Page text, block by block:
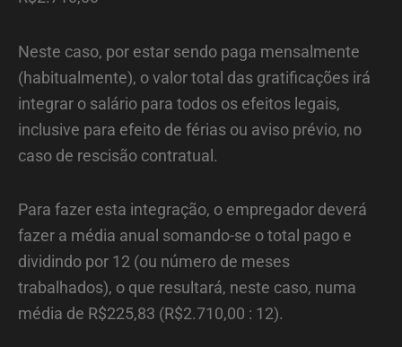
Neste caso, por estar sendo paga mensalmente
(habitualmente), o valor total das gratificações irá
integrar o salário para todos os efeitos legais,
inclusive para efeito de férias ou aviso prévio, no
caso de rescisão contratual.
Para fazer esta integração, o empregador deverá
fazer a média anual somando-se o total pago e
dividindo por 12 (ou número de meses
trabalhados), o que resultará, neste caso, numa
média de R$225,83 (R$2.710,00 : 12).